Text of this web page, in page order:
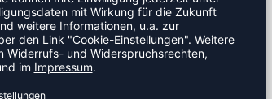
SALE
-55%